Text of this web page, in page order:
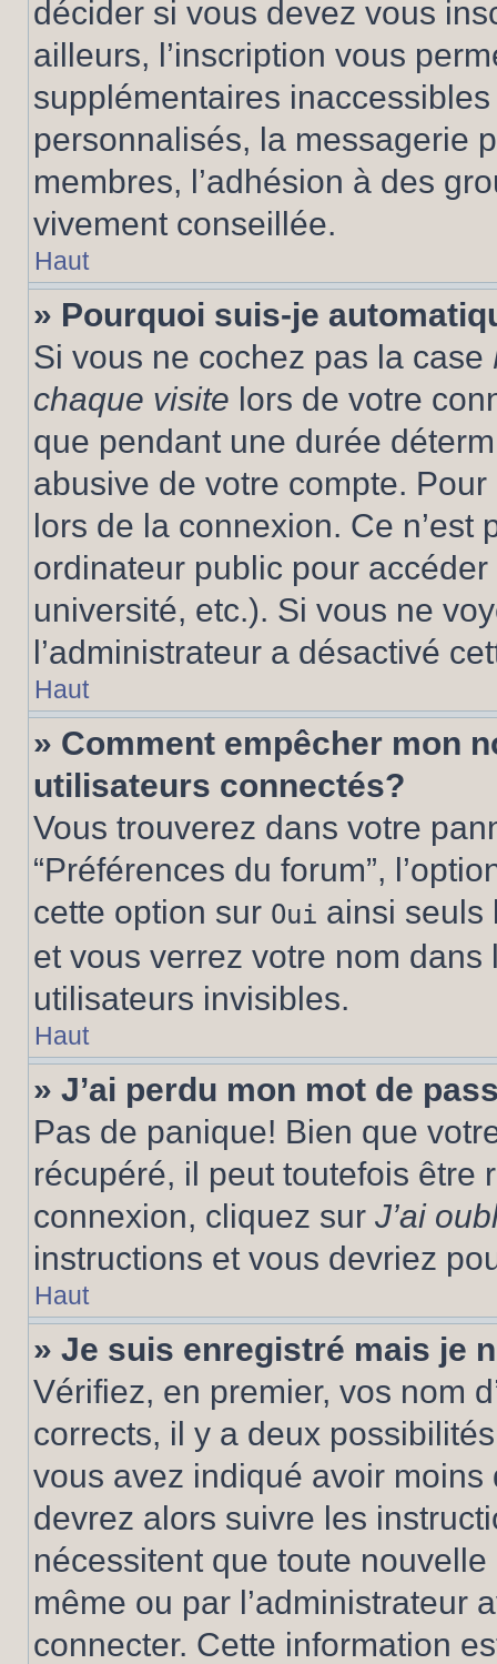
décider si vous devez vous
ailleurs, l’inscription vous
supplémentaires
personnalisés, la messagerie
membres, l’adhésion à des
vivement conseillée.
Haut
» Pourquoi suis-je
Si vous ne cochez pas la case
chaque visite lors de votre
que pendant une durée
abusive de votre compte.
lors de la connexion. Ce
ordinateur public pour
université, etc.). Si vous ne
l’administrateur a désactivé
Haut
» Comment empêcher mon
utilisateurs connectés?
Vous trouverez dans votre
“Préférences du forum”,
cette option sur Oui ainsi seuls
et vous verrez votre nom
utilisateurs invisibles.
Haut
» J’ai perdu mon mot de
Pas de panique! Bien que
récupéré, il peut toutefois être
connexion, cliquez sur J’ai
instructions et vous devriez
Haut
» Je suis enregistré mais je
Vérifiez, en premier, vos nom
corrects, il y a deux
vous avez indiqué avoir moins
devrez alors suivre les
nécessitent que toute
même ou par l’administrateur
connecter. Cette information